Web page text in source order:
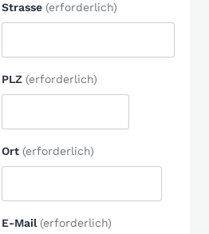
Strasse (erforderlich)
PLZ (erforderlich)
Ort (erforderlich)
E-Mail (erforderlich)